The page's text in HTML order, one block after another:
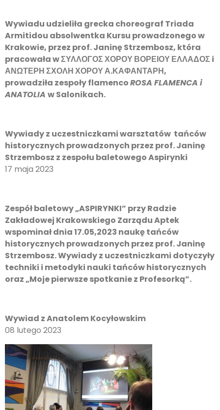
Wywiadu udzieliła grecka choreograf Triada
Armitidou absolwentka Kursu prowadzonego w
Krakowie, przez prof. Janinę Strzembosz, która
pracowaław ΣΥΛΛΟΓΟΣ ΧΟΡΟΥ ΒΟΡΕΙΟΥ ΕΛΛΑΔΟΣ i
ΑΝΩΤΕΡΗ ΣΧΟΛΗ ΧΟΡΟΥ Α.ΚΑΦΑΝΤΑΡΗ,
prowadziła zespoły flamencoROSA FLAMENCA i
ANATOLIA w Salonikach.
Wywiady z uczestniczkami warsztatów tańców
historycznych prowadzonych przez prof. Janinę
Strzembosz z zespołu baletowego Aspirynki
17 maja 2023
Zespół baletowy „ASPIRYNKI” przy Radzie
Zakładowej Krakowskiego Zarządu Aptek
wspominał dnia 17.05,2023 naukę tańców
historycznych prowadzonych przez prof. Janinę
Strzembosz. Wywiady z uczestniczkami dotyczyły
techniki i metodyki nauki tańców historycznych
oraz „Moje pierwsze spotkanie z Profesorką”.
Wywiad z Anatolem Kocyłowskim
08 lutego 2023